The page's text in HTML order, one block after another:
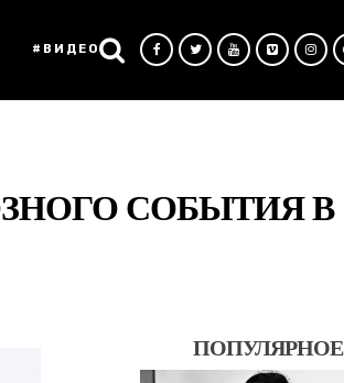
#ВИДЕО
СОБЫТИЯ В
ПОПУЛЯРНОЕ